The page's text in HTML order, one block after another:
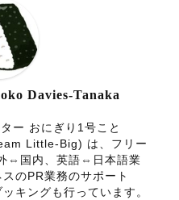
Davies-Tanaka
ー おにぎり1号こと
Little-Big) は、フリー
⇔国内、英語⇔日本語業
のPR業務のサポート
キングも行っています。